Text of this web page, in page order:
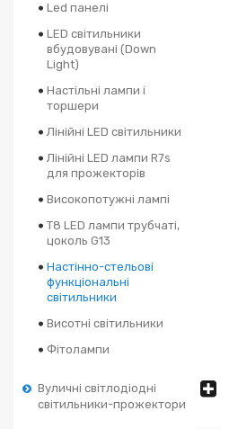
Led панелі
LED світильники
вбудовувані (Down
Light)
Настільні лампи і
торшери
Лінійні LED світильники
Лінійні LED лампи R7s
для прожекторів
Високопотужні лампі
T8 LED лампи трубчаті,
цоколь G13
Настінно-стельові
функціональні
світильники
Висотні світильники
Фітолампи
Вуличні світлодіодні
світильники-прожектори